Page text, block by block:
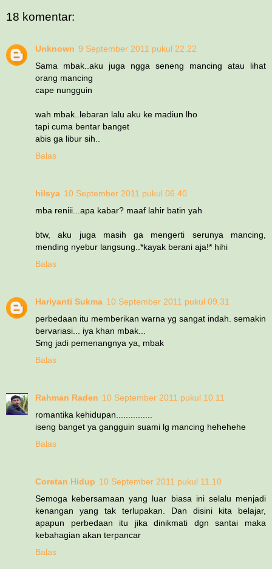
18 komentar:
Unknown 9 September 2011 pukul 22.22
Sama mbak..aku juga ngga seneng mancing atau lihat
orang mancing
cape nungguin
wah mbak..lebaran lalu aku ke madiun lho
tapi cuma bentar banget
abis ga libur sih..
Balas
hilsya 10 September 2011 pukul 06.40
mba reniii...apa kabar? maaf lahir batin yah
btw, aku juga masih ga mengerti serunya mancing,
mending nyebur langsung..*kayak berani aja!* hihi
Balas
Hariyanti Sukma 10 September 2011 pukul 09.31
perbedaan itu memberikan warna yg sangat indah. semakin
bervariasi... iya khan mbak...
Smg jadi pemenangnya ya, mbak
Balas
Rahman Raden 10 September 2011 pukul 10.11
romantika kehidupan...............
iseng banget ya gangguin suami lg mancing hehehehe
Balas
Coretan Hidup 10 September 2011 pukul 11.10
Semoga kebersamaan yang luar biasa ini selalu menjadi
kenangan yang tak terlupakan. Dan disini kita belajar,
apapun perbedaan itu jika dinikmati dgn santai maka
kebahagian akan terpancar
Balas